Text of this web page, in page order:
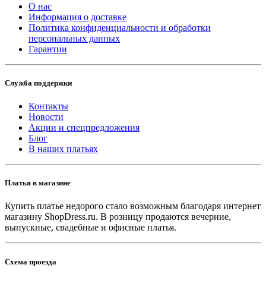
О нас
Информация о доставке
Политика конфиденциальности и обработки
персональных данных
Гарантии
Служба поддержки
Контакты
Новости
Акции и спецпредложения
Блог
В наших платьях
Платья в магазине
Купить платье недорого стало возможным благодаря интернет
магазину ShopDress.ru. В розницу продаются вечерние,
выпускные, свадебные и офисные платья.
Схема проезда